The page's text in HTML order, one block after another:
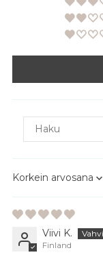
Sort by
Viivi K.
Finland